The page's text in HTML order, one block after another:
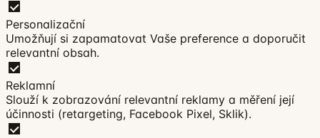
Personalizační
Umožňují si zapamatovat Vaše preference a doporučit
relevantní obsah.
Reklamní
Slouží k zobrazování relevantní reklamy a měření její
účinnosti (retargeting, Facebook Pixel, Sklik).